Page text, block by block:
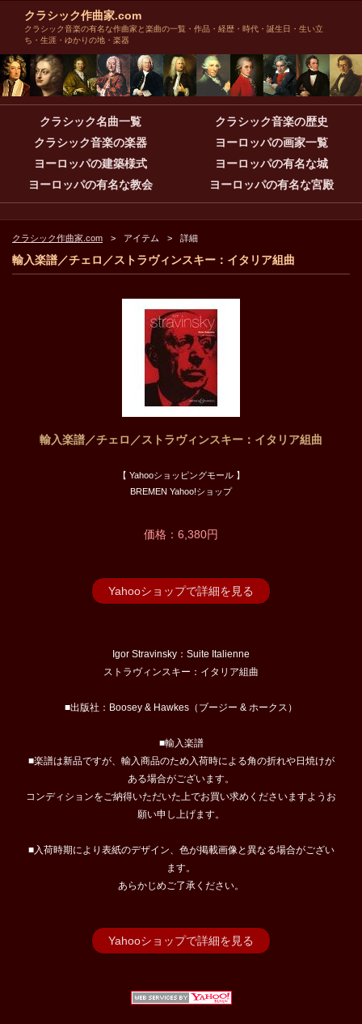
クラシック作曲家.com
クラシック音楽の有名な作曲家と楽曲の一覧・作品・経歴・時代・誕生日・生い立
ち・生涯・ゆかりの地・楽器
クラシック名曲一覧
クラシック音楽の歴史
クラシック音楽の楽器
ヨーロッパの画家一覧
ヨーロッパの建築様式
ヨーロッパの有名な城
ヨーロッパの有名な教会
ヨーロッパの有名な宮殿
クラシック作曲家.com アイテム 詳細
輸入楽譜／チェロ／ストラヴィンスキー：イタリア組曲
輸入楽譜／チェロ／ストラヴィンスキー：イタリア組曲
【 Yahooショッピングモール 】
BREMEN Yahoo!ショップ
価格：6,380円
Yahooショップで詳細を見る
Igor Stravinsky：Suite Italienne
ストラヴィンスキー：イタリア組曲
■出版社：Boosey & Hawkes（ブージー & ホークス）
■輸入楽譜
■楽譜は新品ですが、輸入商品のため入荷時による角の折れや日焼けが
ある場合がございます。
コンディションをご納得いただいた上でお買い求めくださいますようお
願い申し上げます。
■入荷時期により表紙のデザイン、色が掲載画像と異なる場合がござい
ます。
あらかじめご了承ください。
Yahooショップで詳細を見る